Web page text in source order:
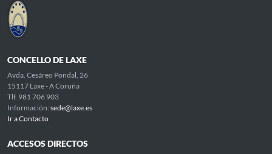
CONCELLO DE LAXE
Avda. Cesáreo Pondal, 26
15117 Laxe - A Coruña
Tlf. 981 706 903
Información: sede@laxe.es
Ir a Contacto
ACCESOS DIRECTOS